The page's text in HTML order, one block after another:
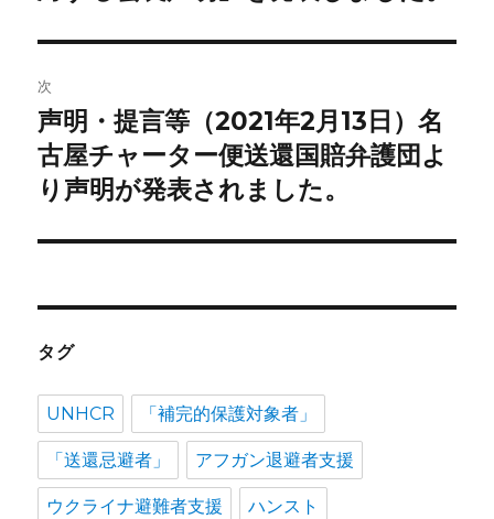
シ
ョ
ン
次
次
の
投
声明・提言等（2021年2月13日）名
古屋チャーター便送還国賠弁護団よ
り声明が発表されました。
タグ
UNHCR 「補完的保護対象者」
「送還忌避者」 アフガン退避者支援
ウクライナ避難者支援 ハンスト